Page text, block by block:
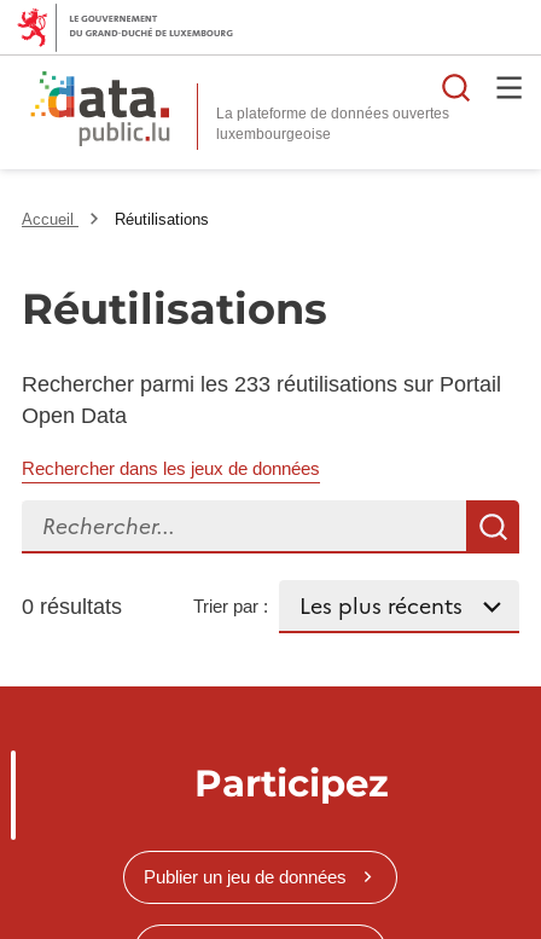
La plateforme de données ouvertes
Accueil Réutilisations
Réutilisations
Rechercher parmi les 233 réutilisations sur Portail
Open Data
Rechercher dans les jeux de données
Rechercher...
0 résultats Trier par :
Participez
Publier un jeu de données